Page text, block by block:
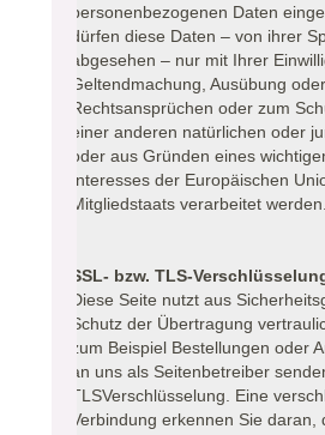
personenbezogenen Daten
dürfen diese Daten – von ihrer
abgesehen – nur mit Ihrer
Geltendmachung, Ausübung
Rechtsansprüchen oder zum
einer anderen natürlichen oder
oder aus Gründen eines
Interesses der Europäischen
Mitgliedstaats verarbeitet werden.
SSL- bzw. TLS-
Diese Seite nutzt aus
Schutz der Übertragung
zum Beispiel Bestellungen oder
an uns als Seitenbetreiber
TLSVerschlüsselung. Eine
Verbindung erkennen Sie daran,